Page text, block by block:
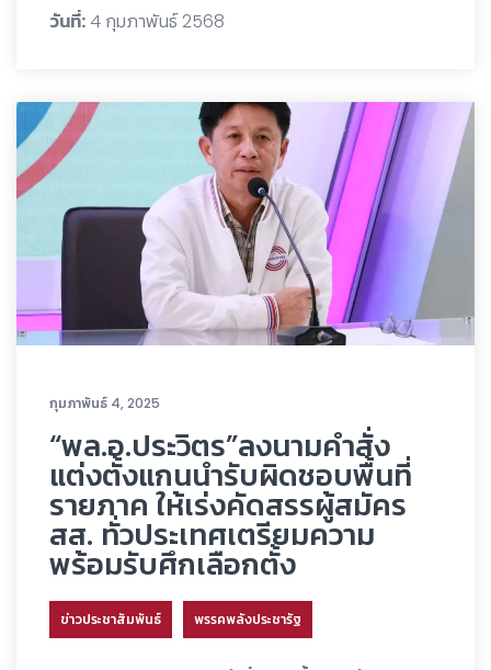
วันที่: 4 กุมภาพันธ์ 2568
กุมภาพันธ์ 4, 2025
“พล.อ.ประวิตร”ลงนามคำสั่ง
แต่งตั้งแกนนำรับผิดชอบพื้นที่
รายภาค ให้เร่งคัดสรรผู้สมัคร
สส. ทั่วประเทศเตรียมความ
พร้อมรับศึกเลือกตั้ง
ข่าวประชาสัมพันธ์ พรรคพลังประชารัฐ